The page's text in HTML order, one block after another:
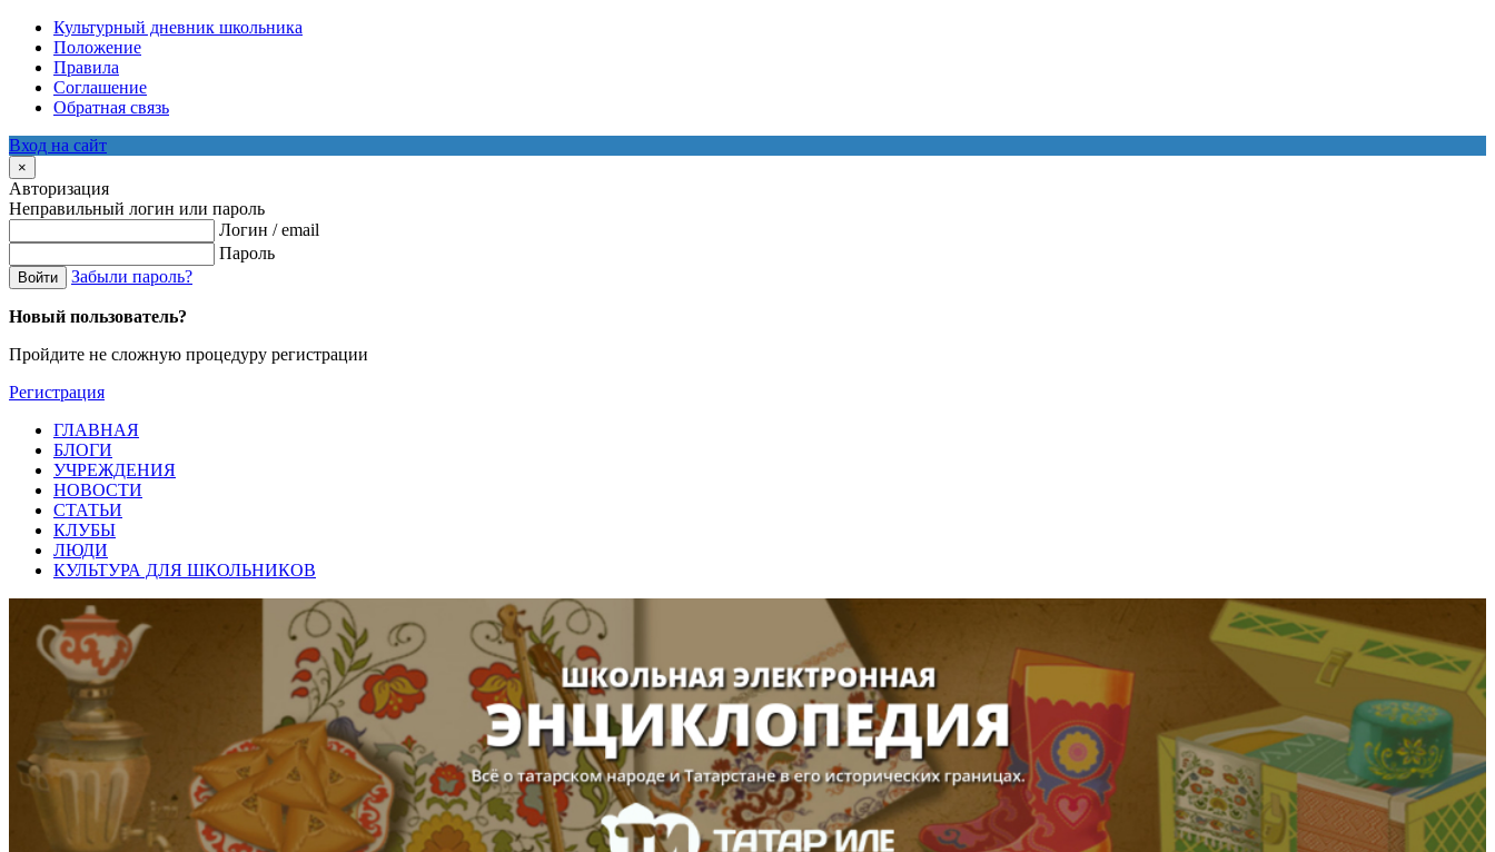
Культурный дневник школьника
Положение
Правила
Соглашение
Обратная связь
Вход на сайт
×
Авторизация
Неправильный логин или пароль
Логин / email
Пароль
Войти Забыли пароль?
Новый пользователь?
Пройдите не сложную процедуру регистрации
Регистрация
ГЛАВНАЯ
БЛОГИ
УЧРЕЖДЕНИЯ
НОВОСТИ
СТАТЬИ
КЛУБЫ
ЛЮДИ
КУЛЬТУРА ДЛЯ ШКОЛЬНИКОВ